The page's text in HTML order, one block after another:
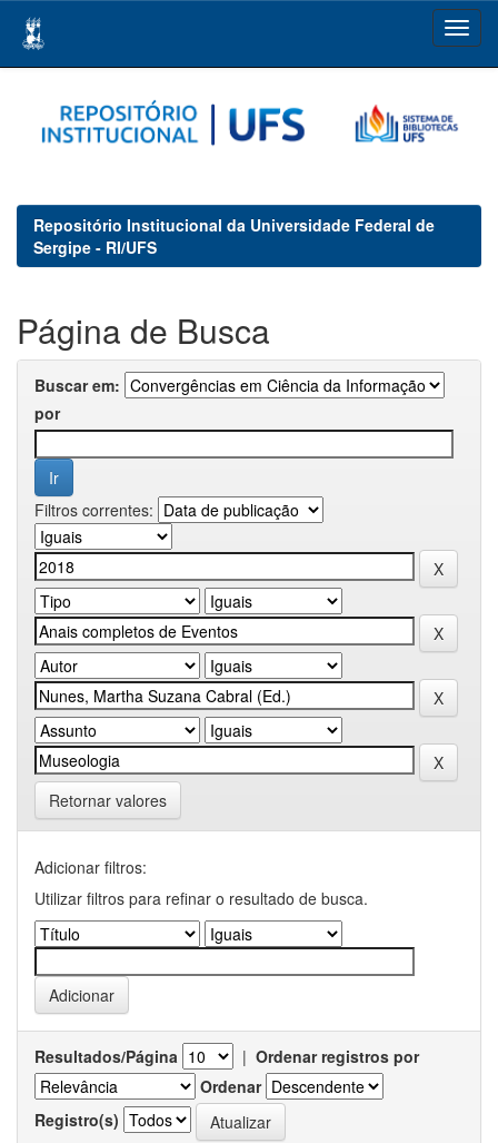
navigation
Repositório Institucional da Universidade Federal de
Sergipe - RI/UFS
Página de Busca
Buscar em:
por
Filtros correntes:
Retornar valores
Adicionar filtros:
Utilizar filtros para refinar o resultado de busca.
Resultados/Página | Ordenar registros por
Ordenar
Registro(s)